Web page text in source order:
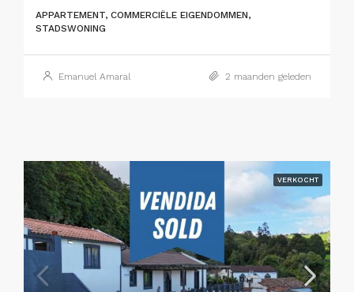
APPARTEMENT, COMMERCIËLE EIGENDOMMEN,
STADSWONING
Emanuel Amaral 2 maanden geleden
VERKOCHT